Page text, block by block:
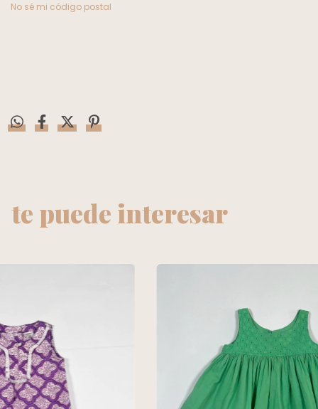
No sé mi código postal
te puede interesar